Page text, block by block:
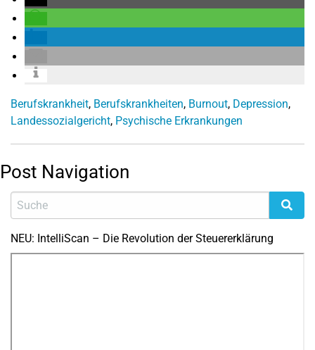
Berufskrankheit, Berufskrankheiten, Burnout, Depression,
Landessozialgericht, Psychische Erkrankungen
Post Navigation
NEU: IntelliScan – Die Revolution der Steuererklärung